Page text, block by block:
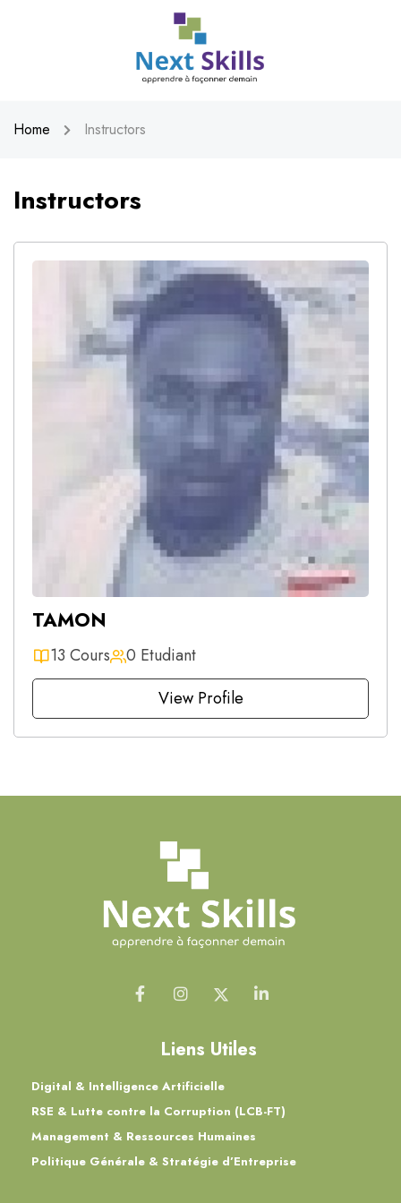
Home Instructors
Instructors
TAMON
13 Cours
0 Etudiant
View Profile
Liens Utiles
Digital & Intelligence Artificielle
RSE & Lutte contre la Corruption (LCB-FT)
Management & Ressources Humaines
Politique Générale & Stratégie d’Entreprise